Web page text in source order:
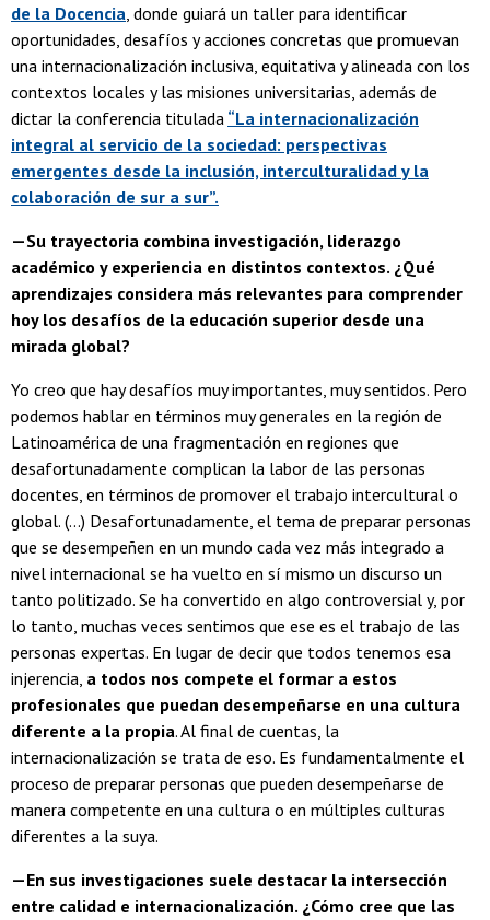
de la Docencia, donde guiará un taller para identificar
oportunidades, desafíos y acciones concretas que promuevan
una internacionalización inclusiva, equitativa y alineada con los
contextos locales y las misiones universitarias, además de
dictar la conferencia titulada “La internacionalización
integral al servicio de la sociedad: perspectivas
emergentes desde la inclusión, interculturalidad y la
colaboración de sur a sur”.
—Su trayectoria combina investigación, liderazgo
académico y experiencia en distintos contextos. ¿Qué
aprendizajes considera más relevantes para comprender
hoy los desafíos de la educación superior desde una
mirada global?
Yo creo que hay desafíos muy importantes, muy sentidos. Pero
podemos hablar en términos muy generales en la región de
Latinoamérica de una fragmentación en regiones que
desafortunadamente complican la labor de las personas
docentes, en términos de promover el trabajo intercultural o
global. (...) Desafortunadamente, el tema de preparar personas
que se desempeñen en un mundo cada vez más integrado a
nivel internacional se ha vuelto en sí mismo un discurso un
tanto politizado. Se ha convertido en algo controversial y, por
lo tanto, muchas veces sentimos que ese es el trabajo de las
personas expertas. En lugar de decir que todos tenemos esa
injerencia, a todos nos compete el formar a estos
profesionales que puedan desempeñarse en una cultura
diferente a la propia. Al final de cuentas, la
internacionalización se trata de eso. Es fundamentalmente el
proceso de preparar personas que pueden desempeñarse de
manera competente en una cultura o en múltiples culturas
diferentes a la suya.
—En sus investigaciones suele destacar la intersección
entre calidad e internacionalización. ¿Cómo cree que las